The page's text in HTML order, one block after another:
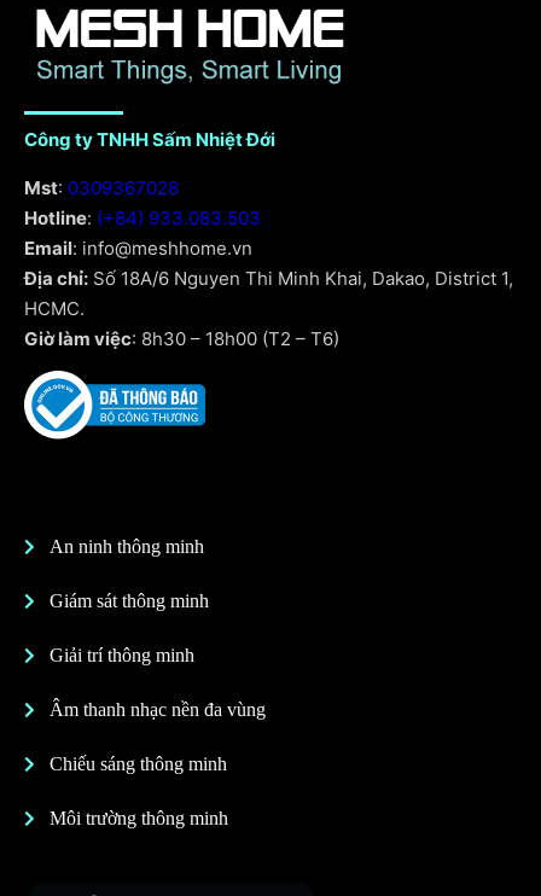
Công ty TNHH Sấm Nhiệt Đới
Mst: 0309367028
Hotline: (+84) 933.083.503
Email: info@meshhome.vn
Địa chỉ: Số 18A/6 Nguyen Thi Minh Khai, Dakao, District 1,
HCMC.
Giờ làm việc: 8h30 – 18h00 (T2 – T6)
An ninh thông minh
Giám sát thông minh
Giải trí thông minh
Âm thanh nhạc nền đa vùng
Chiếu sáng thông minh
Môi trường thông minh